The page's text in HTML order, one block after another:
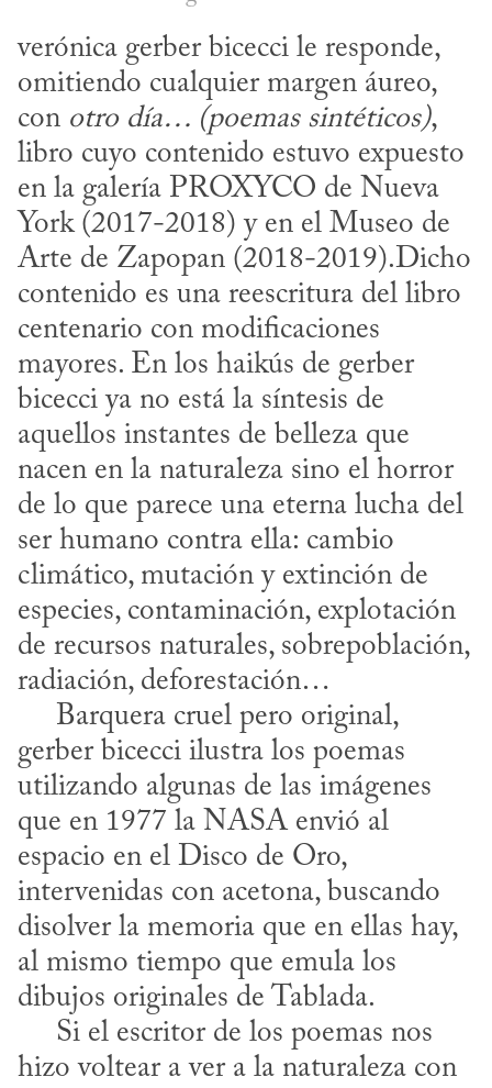
verónica gerber bicecci le responde,
omitiendo cualquier margen áureo,
con otro día… (poemas sintéticos),
libro cuyo contenido estuvo expuesto
en la galería PROXYCO de Nueva
York (2017-2018) y en el Museo de
Arte de Zapopan (2018-2019).Dicho
contenido es una reescritura del libro
centenario con modificaciones
mayores. En los haikús de gerber
bicecci ya no está la síntesis de
aquellos instantes de belleza que
nacen en la naturaleza sino el horror
de lo que parece una eterna lucha del
ser humano contra ella: cambio
climático, mutación y extinción de
especies, contaminación, explotación
de recursos naturales, sobrepoblación,
radiación, deforestación…
gerber bicecci ilustra los poemas
utilizando algunas de las imágenes
que en 1977 la NASA envió al
espacio en el Disco de Oro,
intervenidas con acetona, buscando
disolver la memoria que en ellas hay,
al mismo tiempo que emula los
dibujos originales de Tablada.
hizo voltear a ver a la naturaleza con